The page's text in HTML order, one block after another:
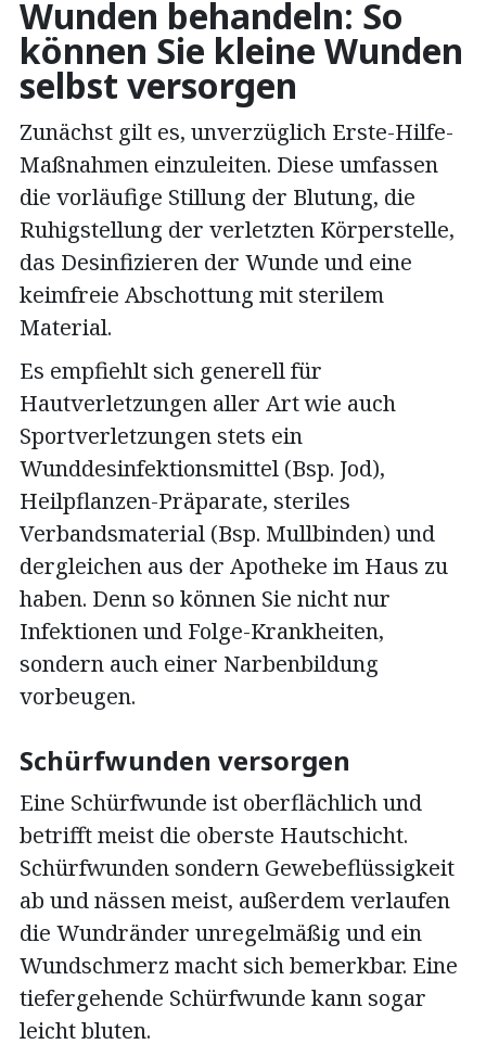
Wunden behandeln: So
können Sie kleine Wunden
selbst versorgen
Zunächst gilt es, unverzüglich Erste-Hilfe-
Maßnahmen einzuleiten. Diese umfassen
die vorläufige Stillung der Blutung, die
Ruhigstellung der verletzten Körperstelle,
das Desinfizieren der Wunde und eine
keimfreie Abschottung mit sterilem
Material.
Es empfiehlt sich generell für
Hautverletzungen aller Art wie auch
Sportverletzungen stets ein
Wunddesinfektionsmittel (Bsp. Jod),
Heilpflanzen-Präparate, steriles
Verbandsmaterial (Bsp. Mullbinden) und
dergleichen aus der Apotheke im Haus zu
haben. Denn so können Sie nicht nur
Infektionen und Folge-Krankheiten,
sondern auch einer Narbenbildung
vorbeugen.
Schürfwunden versorgen
Eine Schürfwunde ist oberflächlich und
betrifft meist die oberste Hautschicht.
Schürfwunden sondern Gewebeflüssigkeit
ab und nässen meist, außerdem verlaufen
die Wundränder unregelmäßig und ein
Wundschmerz macht sich bemerkbar. Eine
tiefergehende Schürfwunde kann sogar
leicht bluten.